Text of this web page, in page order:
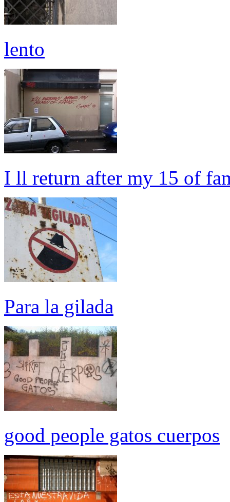
lento
I ll return after my 15 of
Para la gilada
good people gatos cuerpos